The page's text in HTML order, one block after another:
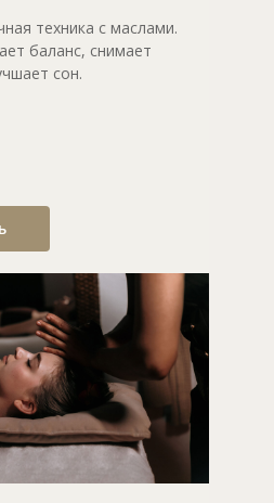
техника с маслами.
баланс, снимает
сон.